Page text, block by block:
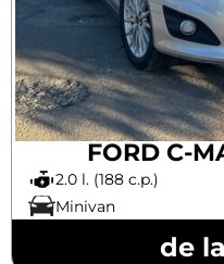
FORD C-
2.0 l. (188 c.p.)
Minivan
de la